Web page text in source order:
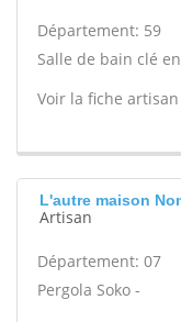
Département: 59
Salle de bain clé
Voir la fiche artisan
L'autre maison
Artisan
Département: 07
Pergola Soko -